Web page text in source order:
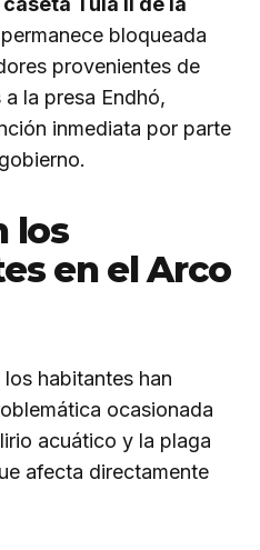
permanece bloqueada
provenientes de
la presa Endhó,
inmediata por parte
los
en el Arco
habitantes han
ocasionada
acuático y la plaga
afecta directamente